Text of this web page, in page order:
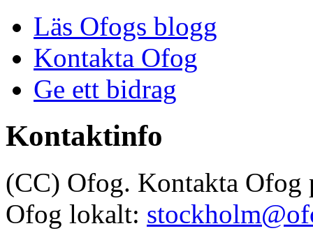
Läs Ofogs blogg
Kontakta Ofog
Ge ett bidrag
Kontaktinfo
(CC) Ofog. Kontakta Ofog
Ofog lokalt: